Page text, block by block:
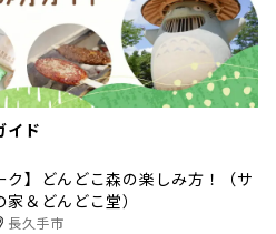
イド
ク】どんどこ森の楽しみ方！（サ
＆どんどこ堂）
長久手市